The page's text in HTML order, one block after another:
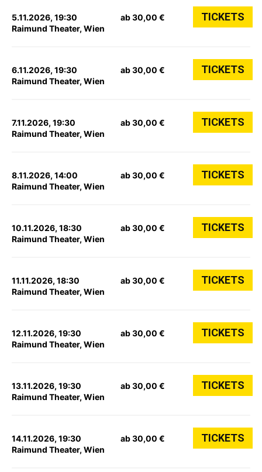
5.11.2026, 19:30
Raimund Theater, Wien
ab 30,00 € TICKETS
6.11.2026, 19:30
Raimund Theater, Wien
ab 30,00 € TICKETS
7.11.2026, 19:30
Raimund Theater, Wien
ab 30,00 € TICKETS
8.11.2026, 14:00
Raimund Theater, Wien
ab 30,00 € TICKETS
10.11.2026, 18:30
Raimund Theater, Wien
ab 30,00 € TICKETS
11.11.2026, 18:30
Raimund Theater, Wien
ab 30,00 € TICKETS
12.11.2026, 19:30
Raimund Theater, Wien
ab 30,00 € TICKETS
13.11.2026, 19:30
Raimund Theater, Wien
ab 30,00 € TICKETS
14.11.2026, 19:30
Raimund Theater, Wien
ab 30,00 € TICKETS